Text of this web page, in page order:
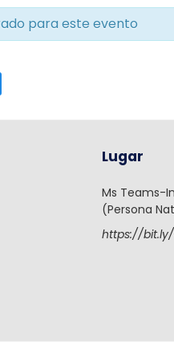
para este evento
Lugar
Ms Teams-
(Persona
https://bit.ly/